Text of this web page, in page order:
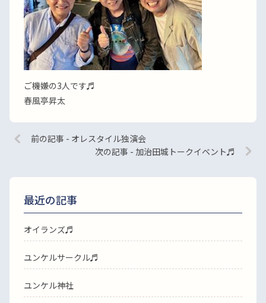
ご機嫌の3人です♬
春風亭昇太
前の記事 - オレスタイル独演会
次の記事 - 加治田城トークイベント♬
最近の記事
オイランズ♬
ユンケルサークル♬
ユンケル神社